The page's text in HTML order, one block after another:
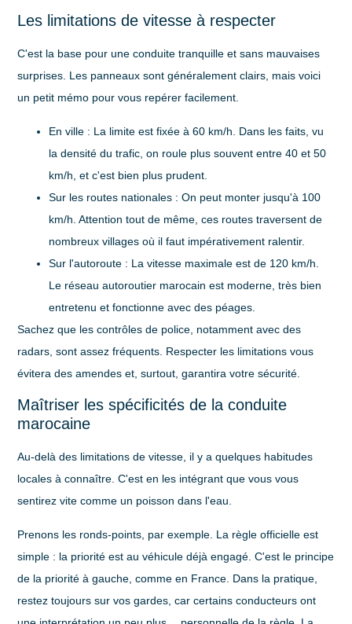
Les limitations de vitesse à respecter
C'est la base pour une conduite tranquille et sans mauvaises
surprises. Les panneaux sont généralement clairs, mais voici
un petit mémo pour vous repérer facilement.
En ville : La limite est fixée à60 km/h . Dans les faits, vu
la densité du trafic, on roule plus souvent entre 40 et 50
km/h, et c'est bien plus prudent.
Sur les routes nationales : On peut monter jusqu'à 100
km/h . Attention tout de même, ces routes traversent de
nombreux villages où il faut impérativement ralentir.
Sur l'autoroute : La vitesse maximale est de 120 km/h
Le réseau autoroutier marocain est moderne, très bien
entretenu et fonctionne avec des péages.
Sachez que les contrôles de police, notamment avec des
radars, sont assez fréquents. Respecter les limitations vous
évitera des amendes et, surtout, garantira votre sécurité.
Maîtriser les spécificités de la conduite
marocaine
Au-delà des limitations de vitesse, il y a quelques habitudes
locales à connaître. C'est en les intégrant que vous vous
sentirez vite comme un poisson dans l'eau.
Prenons les ronds-points, par exemple. La règle officielle est
simple : la priorité est au véhicule déjà engagé . C'est le principe
de la priorité à gauche, comme en France. Dans la pratique,
restez toujours sur vos gardes, car certains conducteurs ont